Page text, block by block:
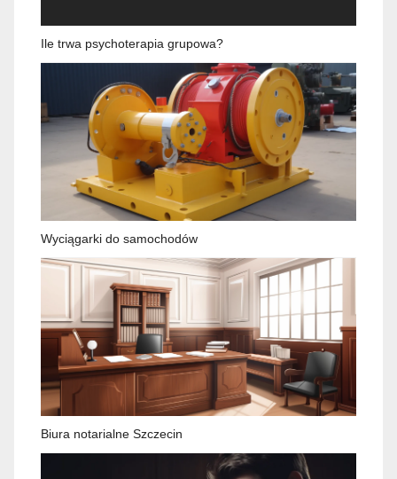
Ile trwa psychoterapia grupowa?
Wyciągarki do samochodów
Biura notarialne Szczecin